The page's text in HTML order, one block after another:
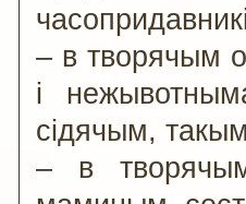
– в творячым
і
сідячым,
– в